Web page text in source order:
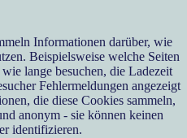
Informationen darüber, wie
Beispielsweise welche Seiten
lange besuchen, die Ladezeit
Fehlermeldungen angezeigt
die diese Cookies sammeln,
anonym - sie können keinen
identifizieren.